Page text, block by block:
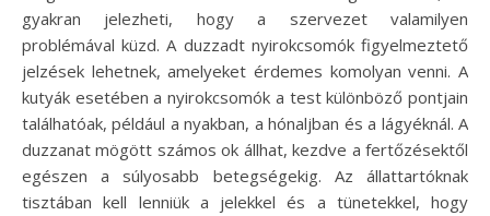
gyakran jelezheti, hogy a szervezet valamilyen
problémával küzd. A duzzadt nyirokcsomók figyelmeztető
jelzések lehetnek, amelyeket érdemes komolyan venni. A
kutyák esetében a nyirokcsomók a test különböző pontjain
találhatóak, például a nyakban, a hónaljban és a lágyéknál. A
duzzanat mögött számos ok állhat, kezdve a fertőzésektől
egészen a súlyosabb betegségekig. Az állattartóknak
tisztában kell lenniük a jelekkel és a tünetekkel, hogy